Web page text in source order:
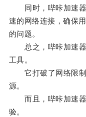
同时，哔咔加速器
速的网络连接，确保
的问题。
总之，哔咔加速器
工具。
它打破了网络限制
源。
而且，哔咔加速器
验。